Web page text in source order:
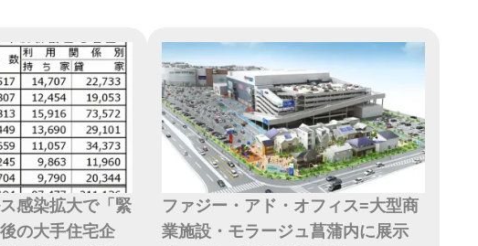
感染拡大で「緊
の大手住宅企
ファジー・アド・オフィス=大型商
業施設・モラージュ菖蒲内に展示